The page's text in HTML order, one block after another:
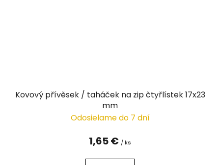
Kovový přívěsek / taháček na zip čtyřlístek 17x23
mm
Odosielame do 7 dní
1,65 € / ks